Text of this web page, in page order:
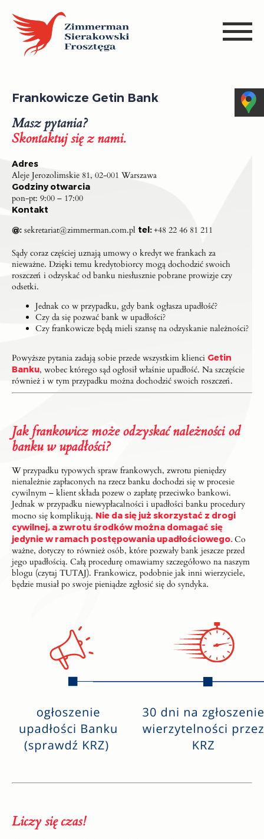
Frankowicze Getin Bank
Masz pytania?
Skontaktuj się z nami.
Adres
Aleje Jerozolimskie 81, 02-001 Warszawa
Godziny otwarcia
pon-pt: 9:00 – 17:00
Kontakt
@: sekretariat@zimmerman.com.pl tel:+48 22 46 81 211
Sądy coraz częściej uznają umowy o kredyt we frankach za
nieważne. Dzięki temu kredytobiorcy mogą dochodzić swoich
roszczeń i odzyskać od banku niesłusznie pobrane prowizje czy
odsetki.
Jednak co w przypadku, gdy bank ogłasza upadłość?
Czy da się pozwać bank w upadłości?
Czy frankowicze będą mieli szansę na odzyskanie należności?
Powyższe pytania zadają sobie przede wszystkim klienci Getin
Banku, wobec którego sąd ogłosił właśnie upadłość. Na szczęście
również i w tym przypadku można dochodzić swoich roszczeń.
Jak frankowicz może odzyskać należności od
banku w upadłości?
W przypadku typowych spraw frankowych, zwrotu pieniędzy
nienależnie zapłaconych na rzecz banku dochodzi się w procesie
cywilnym – klient składa pozew o zapłatę przeciwko bankowi.
Jednak w przypadku niewypłacalności i upadłości banku procedury
mocno się komplikują. Nie da się już skorzystać z drogi
cywilnej, a zwrotu środków można domagać się
jedynie w ramach postępowania upadłościowego.Co
ważne, dotyczy to również osób, które pozwały bank jeszcze przed
jego upadłością. Całą procedurę omawiamy szczegółowo na naszym
blogu (czytaj TUTAJ). Frankowicz, podobnie jak inni wierzyciele,
będzie musiał po swoje pieniądze zgłosić się do syndyka.
Liczy się czas!